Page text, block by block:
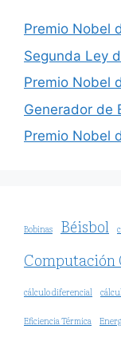
Premio Nobel
Segunda Ley
Premio Nobel
Generador de
Premio Nobel
Bobinas Béisbol
Computación
cálculo diferencial
Eficiencia Térmica